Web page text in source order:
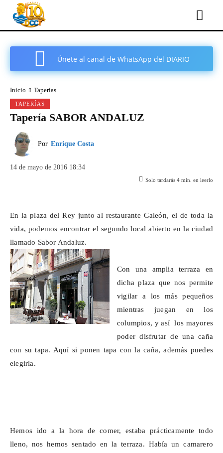
Únete al canal de WhatsApp del DIARIO
Inicio Taperías
TAPERÍAS
Tapería SABOR ANDALUZ
Por Enrique Costa
14 de mayo de 2016 18:34
Solo tardarás 4 min. en leerlo
En la plaza del Rey junto al restaurante Galeón, el de toda la
vida, podemos encontrar el segundo local abierto en la ciudad
llamado Sabor Andaluz.
Con una amplia terraza en
dicha plaza que nos permite
vigilar a los más pequeños
mientras juegan en los
columpios, y así los mayores
poder disfrutar de una caña
con su tapa. Aquí si ponen tapa con la caña, además puedes
elegirla.
Hemos ido a la hora de comer, estaba prácticamente todo
lleno, nos hemos sentado en la terraza. Había un camarero